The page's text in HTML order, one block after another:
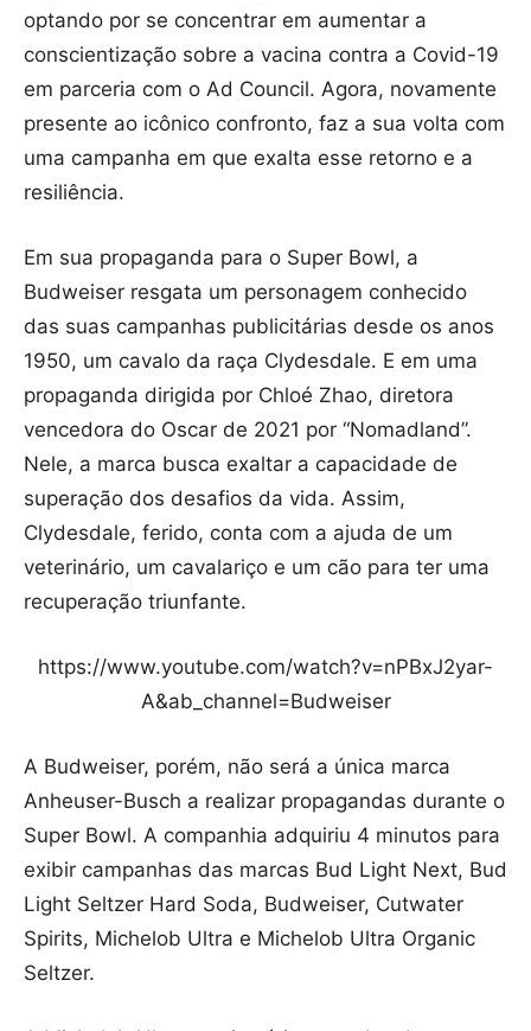
optando por se concentrar em aumentar a
conscientização sobre a vacina contra a Covid-19
em parceria com o Ad Council. Agora, novamente
presente ao icônico confronto, faz a sua volta com
uma campanha em que exalta esse retorno e a
resiliência.
Em sua propaganda para o Super Bowl, a
Budweiser resgata um personagem conhecido
das suas campanhas publicitárias desde os anos
1950, um cavalo da raça Clydesdale. E em uma
propaganda dirigida por Chloé Zhao, diretora
vencedora do Oscar de 2021 por “Nomadland”.
Nele, a marca busca exaltar a capacidade de
superação dos desafios da vida. Assim,
Clydesdale, ferido, conta com a ajuda de um
veterinário, um cavalariço e um cão para ter uma
recuperação triunfante.
https://www.youtube.com/watch?v=nPBxJ2yar-
A&ab_channel=Budweiser
A Budweiser, porém, não será a única marca
Anheuser-Busch a realizar propagandas durante o
Super Bowl. A companhia adquiriu 4 minutos para
exibir campanhas das marcas Bud Light Next, Bud
Light Seltzer Hard Soda, Budweiser, Cutwater
Spirits, Michelob Ultra e Michelob Ultra Organic
Seltzer.